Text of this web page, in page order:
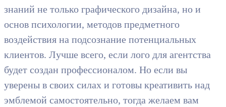
знаний не только графического дизайна, но и
основ психологии, методов предметного
воздействия на подсознание потенциальных
клиентов. Лучше всего, если лого для агентства
будет создан профессионалом. Но если вы
уверены в своих силах и готовы креативить над
эмблемой самостоятельно, тогда желаем вам